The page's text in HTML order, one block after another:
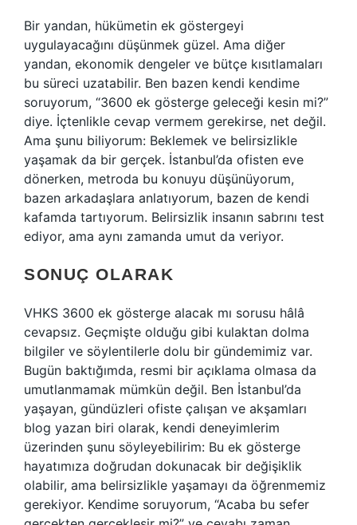
Bir yandan, hükümetin ek göstergeyi
uygulayacağını düşünmek güzel. Ama diğer
yandan, ekonomik dengeler ve bütçe kısıtlamaları
bu süreci uzatabilir. Ben bazen kendi kendime
soruyorum, “3600 ek gösterge geleceği kesin mi?”
diye. İçtenlikle cevap vermem gerekirse, net değil.
Ama şunu biliyorum: Beklemek ve belirsizlikle
yaşamak da bir gerçek. İstanbul’da ofisten eve
dönerken, metroda bu konuyu düşünüyorum,
bazen arkadaşlara anlatıyorum, bazen de kendi
kafamda tartıyorum. Belirsizlik insanın sabrını test
ediyor, ama aynı zamanda umut da veriyor.
SONUÇ OLARAK
VHKS 3600 ek gösterge alacak mı sorusu hâlâ
cevapsız. Geçmişte olduğu gibi kulaktan dolma
bilgiler ve söylentilerle dolu bir gündemimiz var.
Bugün baktığımda, resmi bir açıklama olmasa da
umutlanmamak mümkün değil. Ben İstanbul’da
yaşayan, gündüzleri ofiste çalışan ve akşamları
blog yazan biri olarak, kendi deneyimlerim
üzerinden şunu söyleyebilirim: Bu ek gösterge
hayatımıza doğrudan dokunacak bir değişiklik
olabilir, ama belirsizlikle yaşamayı da öğrenmemiz
gerekiyor. Kendime soruyorum, “Acaba bu sefer